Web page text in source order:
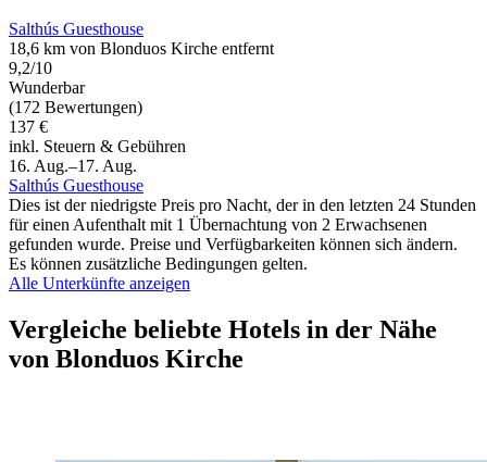
Salthús Guesthouse
18,6 km von Blonduos Kirche entfernt
9,2/10
Wunderbar
(172 Bewertungen)
137 €
inkl. Steuern & Gebühren
16. Aug.–17. Aug.
Salthús Guesthouse
Dies ist der niedrigste Preis pro Nacht, der in den letzten 24 Stunden
für einen Aufenthalt mit 1 Übernachtung von 2 Erwachsenen
gefunden wurde. Preise und Verfügbarkeiten können sich ändern.
Es können zusätzliche Bedingungen gelten.
Alle Unterkünfte anzeigen
Vergleiche beliebte Hotels in der Nähe
von Blonduos Kirche